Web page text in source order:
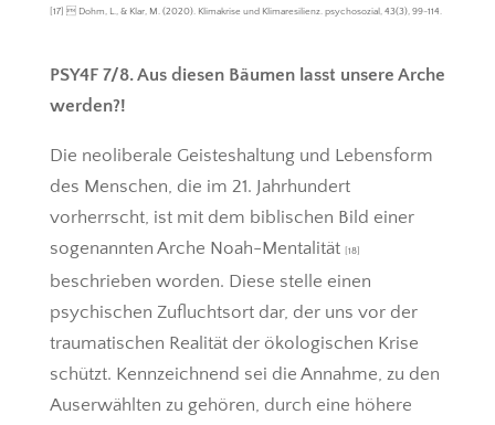
[17]  Dohm, L., & Klar, M. (2020). Klimakrise und Klimaresilienz. psychosozial, 43(3), 99-114.
PSY4F 7/8. Aus diesen Bäumen lasst unsere Arche
werden?!
Die neoliberale Geisteshaltung und Lebensform
des Menschen, die im 21. Jahrhundert
vorherrscht, ist mit dem biblischen Bild einer
sogenannten Arche Noah-Mentalität
[18]
beschrieben worden. Diese stelle einen
psychischen Zufluchtsort dar, der uns vor der
traumatischen Realität der ökologischen Krise
schützt. Kennzeichnend sei die Annahme, zu den
Auserwählten zu gehören, durch eine höhere